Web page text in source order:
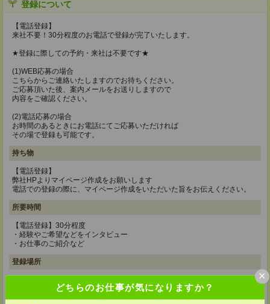
どちらのお仕事が気になりますか？
×
登録について
【電話登録】
来社不要！30分程度のお電話で登録が完了いたします。
★登録に際しての予約・来社は不要です★
(1)WEB応募の場合
こちらからご連絡いたしますのでお待ちください。
ご応募頂いた後、案内メールをお送りしますので
内容をご確認ください。
(2)電話応募の場合
お時間のあるときにお電話にてご応募いただければ
その場で登録も可能です。
持ち物
【電話登録】
弊社HPよりマイページ作成をお願いします
電話での登録の際に、マイページ作成をいただいた旨をお伝えください。
所要時間
【電話登録】30分程度
・経験やご希望などをインタビュー
・お仕事のご紹介など
登録場所
CS新宿支店